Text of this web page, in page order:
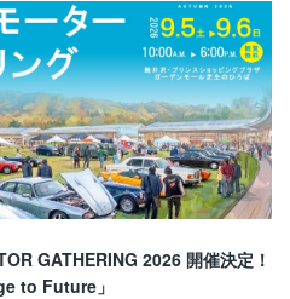
GATHERING 2026 開催決定！
to Future」